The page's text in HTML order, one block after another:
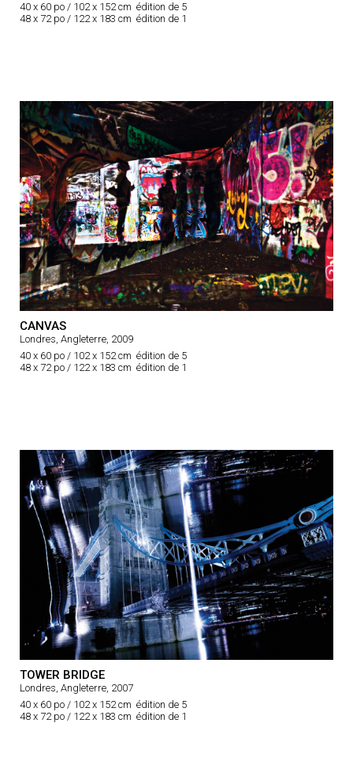
40 x 60 po / 102 x 152 cm édition de 5
48 x 72 po / 122 x 183 cm édition de 1
CANVAS
Londres, Angleterre, 2009
40 x 60 po / 102 x 152 cm édition de 5
48 x 72 po / 122 x 183 cm édition de 1
TOWER BRIDGE
Londres, Angleterre, 2007
40 x 60 po / 102 x 152 cm édition de 5
48 x 72 po / 122 x 183 cm édition de 1